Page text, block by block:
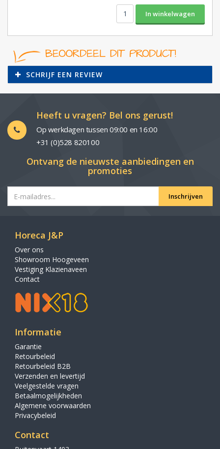
SCHRIJF EEN REVIEW
Heeft u vragen? Bel ons gerust!
Op werkdagen tussen 09:00 en 16:00
+31 (0)528 820100
Ontvang de nieuwste aanbiedingen en
promoties
Inschrijven
Horeca J&P
Over ons
Showroom Hoogeveen
Vestiging Klazienaveen
Contact
Informatie
Garantie
Retourbeleid
Retourbeleid B2B
Verzenden en levertijd
Veelgestelde vragen
Betaalmogelijkheden
Algemene voorwaarden
Privacybeleid
Contact